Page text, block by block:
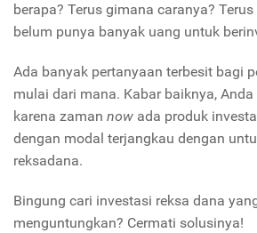
berapa? Terus gimana caranya?
belum punya banyak uang untuk
Ada banyak pertanyaan terbesit bagi
mulai dari mana. Kabar baiknya,
karena zaman now ada produk
dengan modal terjangkau dengan
reksadana.
Bingung cari investasi reksa dana
menguntungkan? Cermati solusinya!